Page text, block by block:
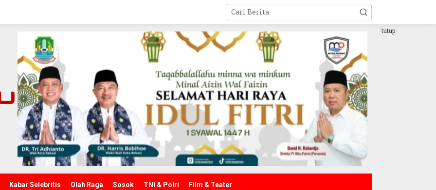
Kabar Selebritis Olah Raga Sosok TNI & Polri Film & Teater
tutup